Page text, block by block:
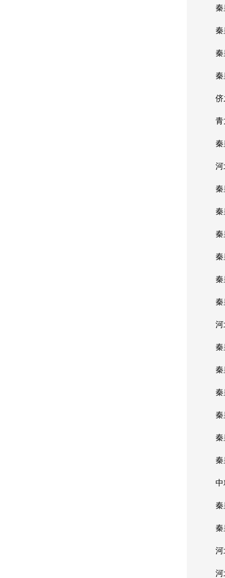
秦
秦
秦
秦
侪
青
秦
河
秦
秦
秦
秦
秦
秦
河
秦
秦
秦
秦
秦
秦
中
秦
秦
河
河